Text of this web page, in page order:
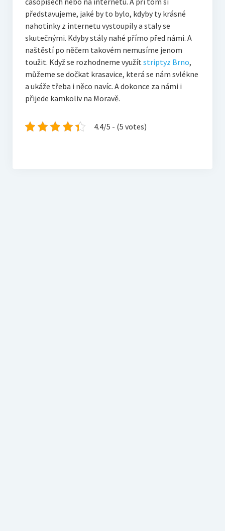
představujeme, jaké by to bylo, kdyby ty krásné
nahotinky z internetu vystoupily a staly se
skutečnými. Kdyby stály nahé přímo před námi. A
naštěstí po něčem takovém nemusíme jenom
toužit. Když se rozhodneme využítstriptyz Brno,
můžeme se dočkat krasavice, která se nám svlékne
a ukáže třeba i něco navíc. A dokonce za námi i
přijede kamkoliv na Moravě.
4.4/5 - (5 votes)